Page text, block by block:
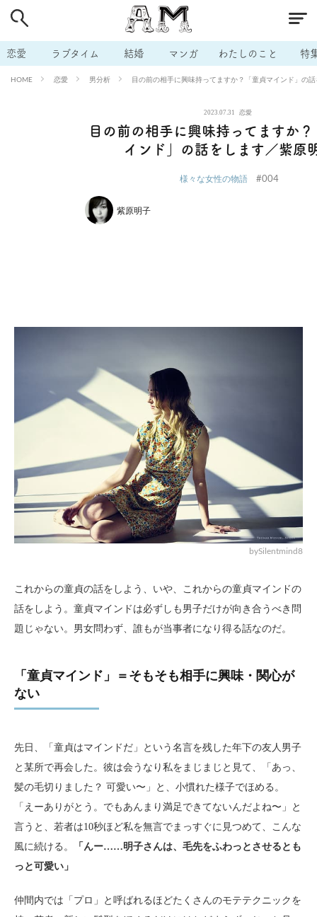
恋愛 ラブタイム 結婚 マンガ わたしのこと 特
HOME 恋愛 男分析 目の前の相手に興味持ってますか？「童貞マインド」の
2023.07.31 恋愛
目の前の相手に興味持ってますか
インド」の話をします／紫原
様々な女性の物語 #004
紫原明子
bySilentmind8
これからの童貞の話をしよう、いや、これからの童貞マインドの
話をしよう。童貞マインドは必ずしも男子だけが向き合うべき問
題じゃない。男女問わず、誰もが当事者になり得る話なのだ。
「童貞マインド」＝そもそも相手に興味・関心が
ない
先日、「童貞はマインドだ」という名言を残した年下の友人男子
と某所で再会した。彼は会うなり私をまじまじと見て、「あっ、
髪の毛切りました？ 可愛い〜」と、小慣れた様子でほめる。
「えーありがとう。でもあんまり満足できてないんだよね〜」と
言うと、若者は10秒ほど私を無言でまっすぐに見つめて、こんな
風に続ける。
「んー……明子さんは、毛先をふわっとさせるとも
っと可愛い」
仲間内では「プロ」と呼ばれるほどたくさんのモテテクニックを
# 男の本音 # セフレ # 不倫
# 出会う方法 # マッチングアプリ # ラブグッズ # 体の相